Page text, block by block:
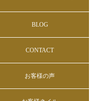
BLOG
CONTACT
お客様の声